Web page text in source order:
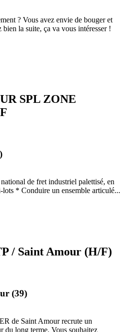
? Vous avez envie de bouger et
la suite, ça va vous intéresser !
SPL ZONE
de fret industriel palettisé, en
lots * Conduire un ensemble articulé...
/ Saint Amour (H/F)
(39)
de Saint Amour recrute un
du long terme. Vous souhaitez